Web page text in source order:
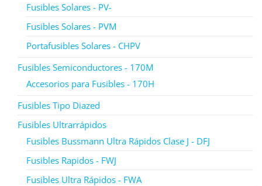
Fusibles Solares - PV-
Fusibles Solares - PVM
Portafusibles Solares - CHPV
Fusibles Semiconductores - 170M
Accesorios para Fusibles - 170H
Fusibles Tipo Diazed
Fusibles Ultrarrápidos
Fusibles Bussmann Ultra Rápidos Clase J - DFJ
Fusibles Rapidos - FWJ
Fusibles Ultra Rápidos - FWA